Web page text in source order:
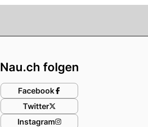
Nau.ch folgen
Facebook
Twitter
Instagram